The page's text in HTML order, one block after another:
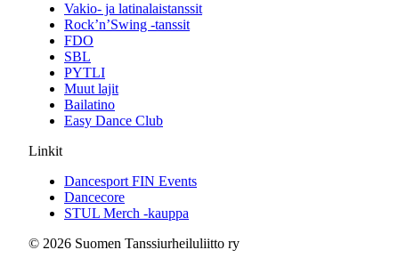
Vakio- ja latinalaistanssit
Rock’n’Swing -tanssit
FDO
SBL
PYTLI
Muut lajit
Bailatino
Easy Dance Club
Linkit
Dancesport FIN Events
Dancecore
STUL Merch -kauppa
© 2026 Suomen Tanssiurheiluliitto ry